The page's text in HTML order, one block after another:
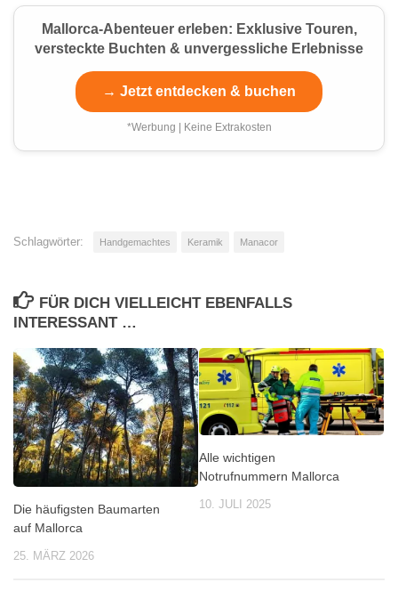
Mallorca-Abenteuer erleben: Exklusive Touren,
versteckte Buchten & unvergessliche Erlebnisse
→ Jetzt entdecken & buchen
*Werbung | Keine Extrakosten
Schlagwörter: Handgemachtes Keramik Manacor
FÜR DICH VIELLEICHT EBENFALLS
INTERESSANT …
Die häufigsten Baumarten
auf Mallorca
25. MÄRZ 2026
Alle wichtigen
Notrufnummern Mallorca
10. JULI 2025